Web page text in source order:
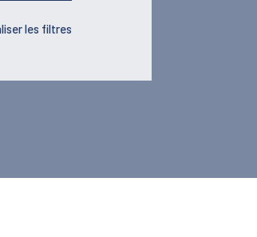
les filtres